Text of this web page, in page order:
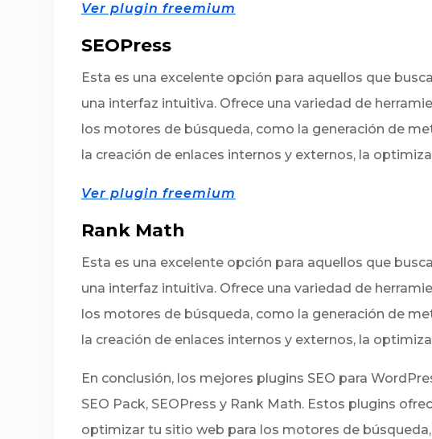
Ver plugin freemium
SEOPress
Esta es una excelente opción para aquellos que
una interfaz intuitiva. Ofrece una variedad de
los motores de búsqueda, como la generación de
la creación de enlaces internos y externos, la
Ver plugin freemium
Rank Math
Esta es una excelente opción para aquellos que
una interfaz intuitiva. Ofrece una variedad de
los motores de búsqueda, como la generación de
la creación de enlaces internos y externos, la
En conclusión, los mejores plugins SEO para
SEO Pack, SEOPress y Rank Math. Estos plugins
optimizar tu sitio web para los motores de